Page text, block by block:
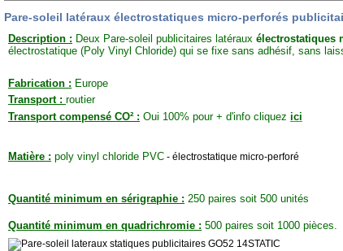
Pare-soleil latéraux électrostatiques micro-perforés
Description : Deux Pare-soleil publicitaires latéraux électrostatiques
électrostatique (Poly Vinyl Chloride) qui se fixe sans adhésif, sans
Fabrication : Europe
Transport : routier
Transport compensé CO² : Oui 100% pour + d'info cliquez ici
Matière : poly vinyl chloride PVC - électrostatique micro-perforé
Quantité minimum en sérigraphie : 250 paires soit 500 unités
Quantité minimum en quadrichromie : 500 paires soit 1000 pièces.